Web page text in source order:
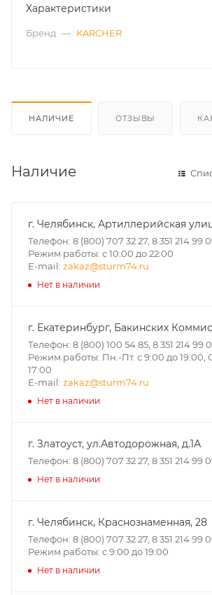
Характеристики
Бренд — KARCHER
НАЛИЧИЕ ОТЗЫВЫ
Наличие
г. Челябинск, Артиллерийская
Телефон: 8 (800) 707 32 27, 8 351 214 99
Режим работы: с 10:00 до 22:00
E-mail: zakaz@sturm74.ru
Нет в наличии
г. Екатеринбург, Бакинских
Телефон: 8 (800) 100 54 85, 8 351 214 99
Режим работы: Пн.-Пт. с 9:00 до 19:00,
17:00
E-mail: zakaz@sturm74.ru
Нет в наличии
г. Златоуст, ул.Автодорожная, д.1А
Телефон: 8 (800) 707 32 27, 8 351 214 99
Нет в наличии
г. Челябинск, Краснознаменная, 28
Телефон: 8 (800) 707 32 27, 8 351 214 99
Режим работы: с 9:00 до 19:00
Нет в наличии